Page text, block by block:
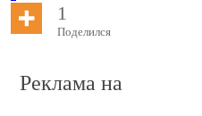
1
Поделился
Реклама на